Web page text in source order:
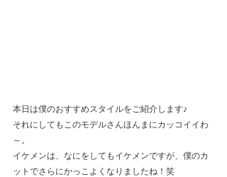
本日は僕のおすすめスタイルをご紹介します♪
それにしてもこのモデルさんほんまにカッコイイわ
～。
イケメンは、なにをしてもイケメンですが、僕のカ
ットでさらにかっこよくなりましたね！笑